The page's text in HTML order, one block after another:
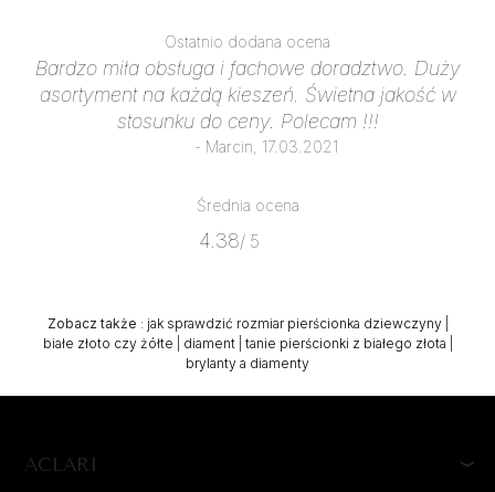
Ostatnio dodana ocena
Bardzo miła obsługa i fachowe doradztwo. Duży
asortyment na każdą kieszeń. Świetna jakość w
stosunku do ceny. Polecam !!!
- Marcin, 17.03.2021
Średnia ocena
4.38/ 5
Zobacz także : jak sprawdzić rozmiar pierścionka dziewczyny|
białe złoto czy żółte
diament| tanie pierścionki z białego złota
brylanty a diamenty
ACLARI